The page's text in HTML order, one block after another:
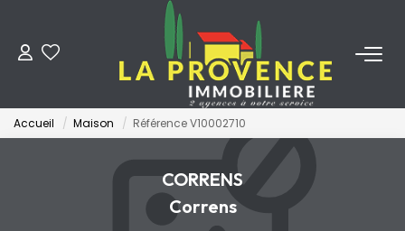
ACHETER
LOUER
ESTIMER
Accueil Maison Référence V10002710
CORRENS
Correns